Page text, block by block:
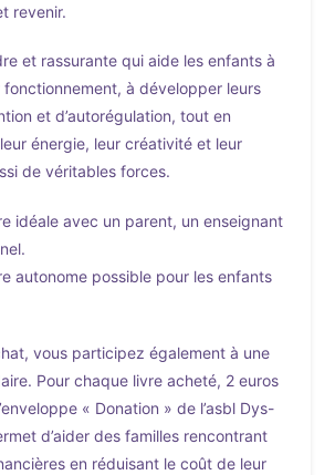
revenir.
et rassurante qui aide les enfants à
à développer leurs
et d’autorégulation, tout en
énergie, leur créativité et leur
de véritables forces.
idéale avec un parent, un enseignant
autonome possible pour les enfants
vous participez également à une
Pour chaque livre acheté, 2 euros
« Donation » de l’asbl Dys-
d’aider des familles rencontrant
en réduisant le coût de leur